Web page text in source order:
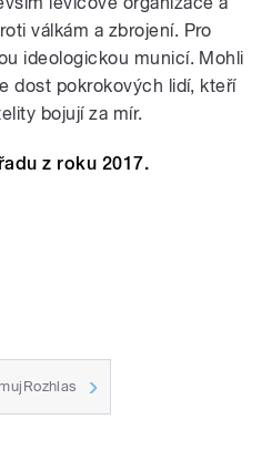
válkám a zbrojení. Pro
ideologickou municí. Mohli
dost pokrokových lidí, kteří
bojují za mír.
z roku 2017.